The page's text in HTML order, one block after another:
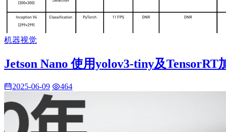
机器视觉
Jetson Nano 使用yolov3-tiny及
2025-06-09 464